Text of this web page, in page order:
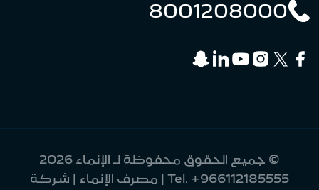
8001208000
© جميع الحقوق محفوظة لـ الإنماء 2026
Tel.+966112185555
| مصرف الإنماء | شركة